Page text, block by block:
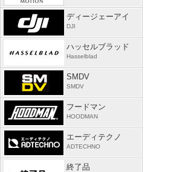
ディージェーアイ
DJI
ハッセルブラッド
Hasselblad
SMDV
SMDV
フードマン
HOODMAN
エーディテクノ
ADTECHNO
終了品